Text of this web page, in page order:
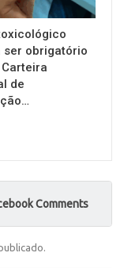
ser obrigatório
de
Comments